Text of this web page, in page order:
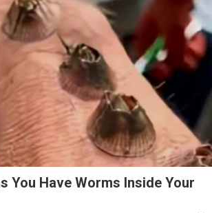
You Have Worms Inside Your